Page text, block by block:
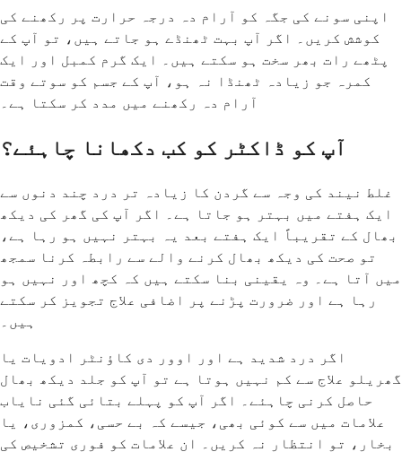
اپنی سونے کی جگہ کو آرام دہ درجہ حرارت پر رکھنے کی
کوشش کریں۔ اگر آپ بہت ٹھنڈے ہو جاتے ہیں، تو آپ کے
پٹھے رات بھر سخت ہو سکتے ہیں۔ ایک گرم کمبل اور ایک
کمرہ جو زیادہ ٹھنڈا نہ ہو، آپ کے جسم کو سوتے وقت
آرام دہ رکھنے میں مدد کر سکتا ہے۔
آپ کو ڈاکٹر کو کب دکھانا چاہئے؟
غلط نیند کی وجہ سے گردن کا زیادہ تر درد چند دنوں سے
ایک ہفتے میں بہتر ہو جاتا ہے۔ اگر آپ کی گھر کی دیکھ
بھال کے تقریباً ایک ہفتے بعد یہ بہتر نہیں ہو رہا ہے،
تو صحت کی دیکھ بھال کرنے والے سے رابطہ کرنا سمجھ
میں آتا ہے۔ وہ یقینی بنا سکتے ہیں کہ کچھ اور نہیں ہو
رہا ہے اور ضرورت پڑنے پر اضافی علاج تجویز کر سکتے
ہیں۔
اگر درد شدید ہے اور اوور دی کاؤنٹر ادویات یا
گھریلو علاج سے کم نہیں ہوتا ہے تو آپ کو جلد دیکھ بھال
حاصل کرنی چاہئے۔ اگر آپ کو پہلے بتائی گئی نایاب
علامات میں سے کوئی بھی، جیسے کہ بے حسی، کمزوری، یا
بخار، تو انتظار نہ کریں۔ ان علامات کو فوری تشخیص کی